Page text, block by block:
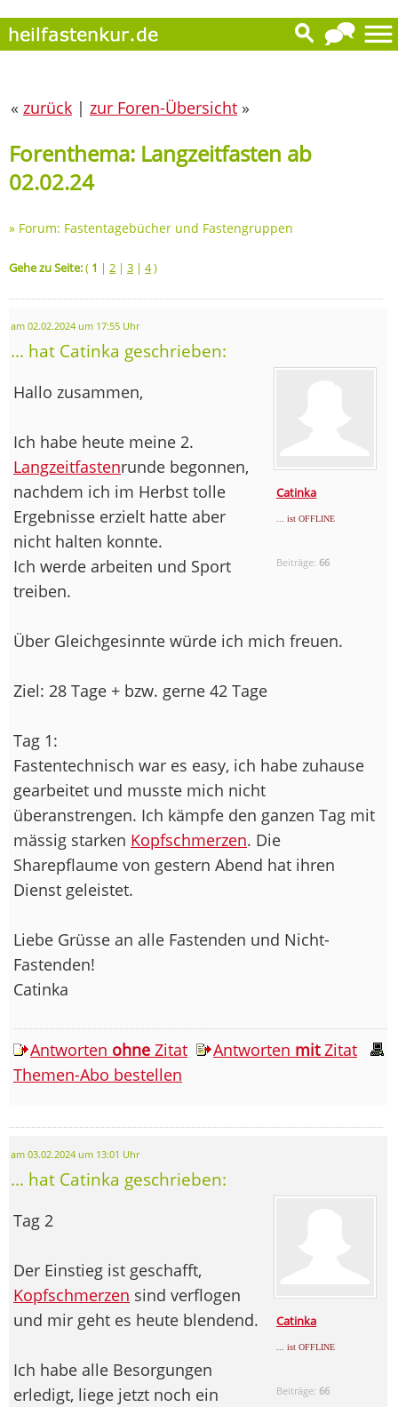
« zurück | zur Foren-Übersicht »
Forenthema: Langzeitfasten ab
02.02.24
» Forum: Fastentagebücher und Fastengruppen
Gehe zu Seite:( 1 | 2 | 3 | 4)
am 02.02.2024 um 17:55 Uhr
... hat Catinka geschrieben:
Catinka
... ist OFFLINE
Beiträge:66
Hallo zusammen,
Ich habe heute meine 2.
Langzeitfastenrunde begonnen,
nachdem ich im Herbst tolle
Ergebnisse erzielt hatte aber
nicht halten konnte.
Ich werde arbeiten und Sport
treiben.
Über Gleichgesinnte würde ich mich freuen.
Ziel: 28 Tage + bzw. gerne 42 Tage
Tag 1:
Fastentechnisch war es easy, ich habe zuhause
gearbeitet und musste mich nicht
überanstrengen. Ich kämpfe den ganzen Tag mit
mässig starken Kopfschmerzen. Die
Sharepflaume von gestern Abend hat ihren
Dienst geleistet.
Liebe Grüsse an alle Fastenden und Nicht-
Fastenden!
Catinka
Antworten ohne Zitat Antworten mitZitat
Themen-Abo bestellen
am 03.02.2024 um 13:01 Uhr
... hat Catinka geschrieben:
Catinka
... ist OFFLINE
Beiträge: 66
Tag 2
Der Einstieg ist geschafft,
Kopfschmerzen sind verflogen
und mir geht es heute blendend.
Ich habe alle Besorgungen
erledigt, liege jetzt noch ein